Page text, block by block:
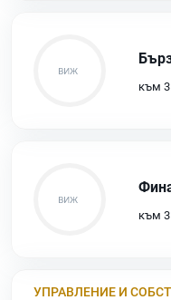
към
към
УПРАВЛЕНИЕ И